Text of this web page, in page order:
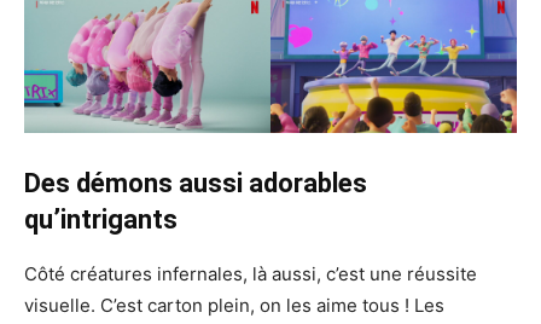
Des démons aussi adorables
qu’intrigants
Côté créatures infernales, là aussi, c’est une réussite
visuelle. C’est carton plein, on les aime tous ! Les